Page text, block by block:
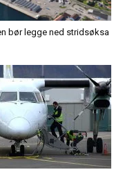
bør legge ned stridsøksa